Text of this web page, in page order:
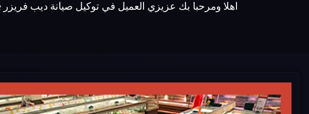
اهلا ومرحبا بك عزيزي العميل في توكيل صيانة ديب فريزر unionaire نقدم لكم افضل خدمة صيانة لماركة ديب فريزر unionaire